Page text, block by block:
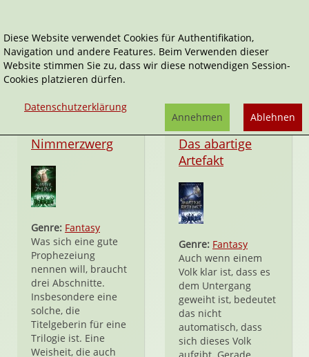
Die große Erzferkelprophezeiung
Nimmerzwerg
Genre: Fantasy
Was sich eine gute
Prophezeiung
nennen will, braucht
drei Abschnitte.
Insbesondere eine
solche, die
Titelgeberin für eine
Trilogie ist. Eine
Weisheit, die auch
Taschenbuch
Das abartige
Artefakt
Genre: Fantasy
Auch wenn einem
Volk klar ist, dass es
dem Untergang
geweiht ist, bedeutet
das nicht
automatisch, dass
sich dieses Volk
Diese Website verwendet Cookies für Authentifikation,
Navigation und andere Features. Beim Verwenden dieser
Website stimmen Sie zu, dass wir diese notwendigen Session-
Cookies platzieren dürfen.
Datenschutzerklärung
Ablehnen
Annehmen